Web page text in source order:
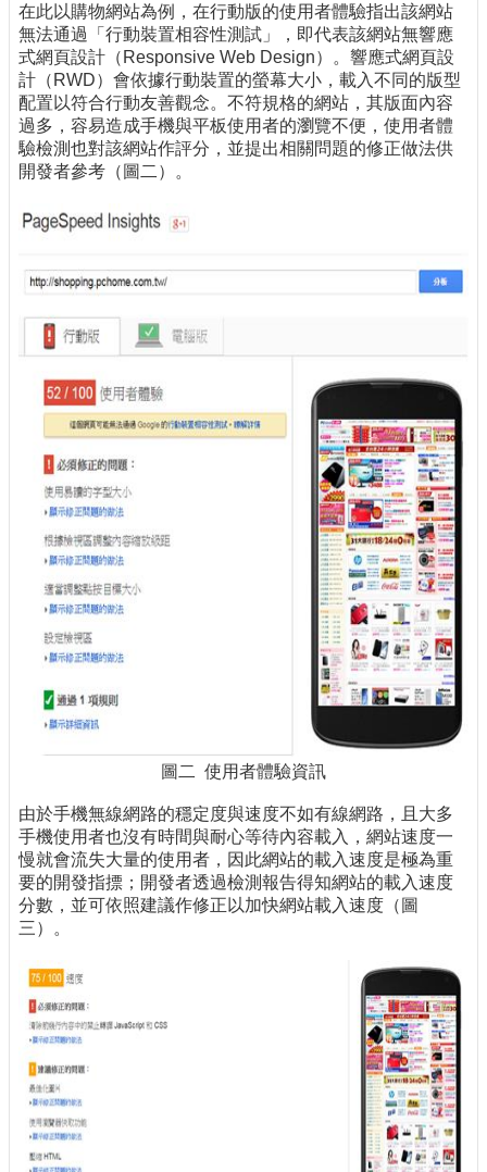
技
術
論
壇
產
業
專
在此以購物網站為例，在行動版的使用者體驗指出該網站
無法通過「行動裝置相容性測試」，即代表該網站無響應
式網頁設計（Responsive Web Design）。響應式網頁設
計（RWD）會依據行動裝置的螢幕大小，載入不同的版型
配置以符合行動友善觀念。不符規格的網站，其版面內容
過多，容易造成手機與平板使用者的瀏覽不便，使用者體
驗檢測也對該網站作評分，並提出相關問題的修正做法供
開發者參考（圖二）。
圖二 使用者體驗資訊
由於手機無線網路的穩定度與速度不如有線網路，且大多
手機使用者也沒有時間與耐心等待內容載入，網站速度一
慢就會流失大量的使用者，因此網站的載入速度是極為重
要的開發指摽；開發者透過檢測報告得知網站的載入速度
分數，並可依照建議作修正以加快網站載入速度（圖
三）。